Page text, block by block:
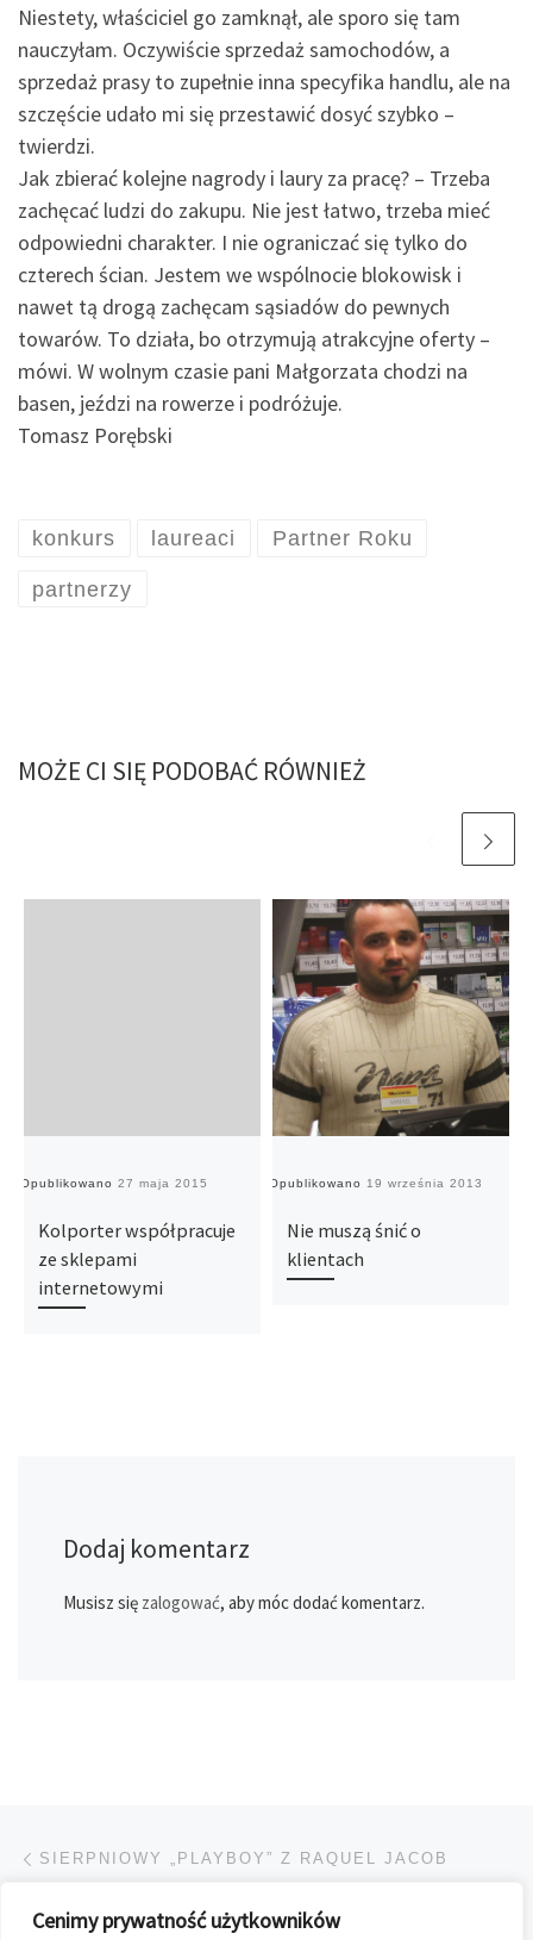
Cenimy prywatność użytkowników
Niestety, właściciel go zamknął, ale sporo się tam
nauczyłam. Oczywiście sprzedaż samochodów, a
sprzedaż prasy to zupełnie inna specyfika handlu, ale na
szczęście udało mi się przestawić dosyć szybko –
twierdzi.
Jak zbierać kolejne nagrody i laury za pracę? – Trzeba
zachęcać ludzi do zakupu. Nie jest łatwo, trzeba mieć
odpowiedni charakter. I nie ograniczać się tylko do
czterech ścian. Jestem we wspólnocie blokowisk i
nawet tą drogą zachęcam sąsiadów do pewnych
towarów. To działa, bo otrzymują atrakcyjne oferty –
mówi. W wolnym czasie pani Małgorzata chodzi na
basen, jeździ na rowerze i podróżuje.
Tomasz Porębski
konkurs laureaci Partner Roku
partnerzy
MOŻE CI SIĘ PODOBAĆ RÓWNIEŻ
Opublikowano 27 maja 2015
Kolporter współpracuje
ze sklepami
internetowymi
Opublikowano 19 września 2013
Nie muszą śnić o
klientach
Dodaj komentarz
Musisz się zalogować, aby móc dodać komentarz.
Przeglądanie Wpisów
SIERPNIOWY „PLAYBOY” Z RAQUEL JACOB
POWRÓT DO LISTY